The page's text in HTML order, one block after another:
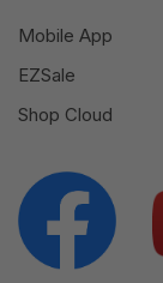
Mobile App
EZSale
Shop Cloud